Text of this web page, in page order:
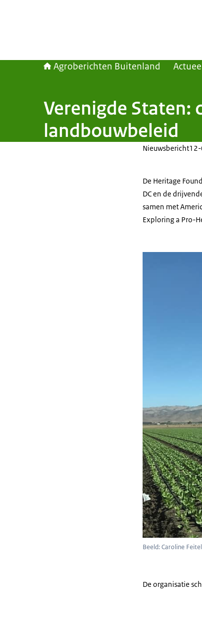
Agroberichten Buitenland
Verenigde
landbouwbeleid
Nieuwsbericht
De Heritage
DC en de
samen met
Exploring a Pro-
Beeld: Caroline Feitel
De organisatie